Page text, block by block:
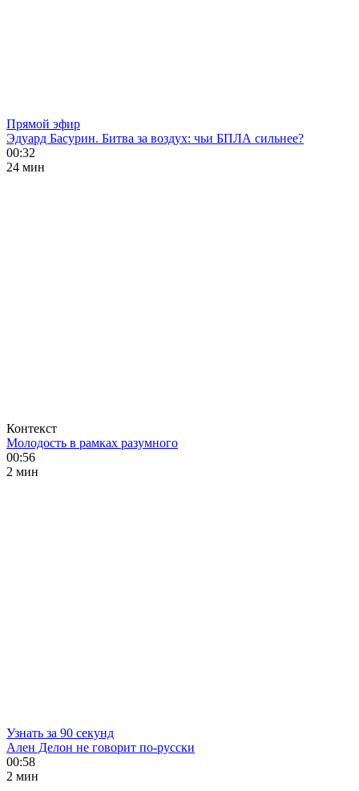
Прямой эфир
Эдуард Басурин. Битва за воздух: чьи БПЛА сильнее?
00:32
24 мин
Контекст
Молодость в рамках разумного
00:56
2 мин
Узнать за 90 секунд
Ален Делон не говорит по-русски
00:58
2 мин